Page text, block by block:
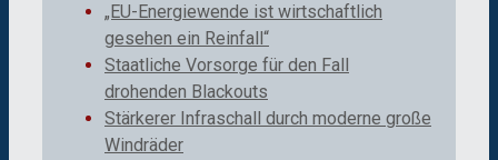
„EU-Energiewende ist wirtschaftlich
gesehen ein Reinfall“
Staatliche Vorsorge für den Fall
drohenden Blackouts
Stärkerer Infraschall durch moderne große
Windräder